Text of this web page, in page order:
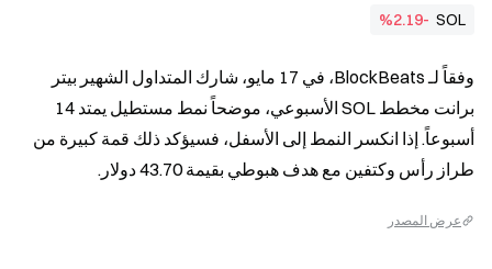
SOL
%2.19-
طراز رأس وكتفين مع هدف هبوطي بقيمة 43.70 دولار.
عرض المصدر